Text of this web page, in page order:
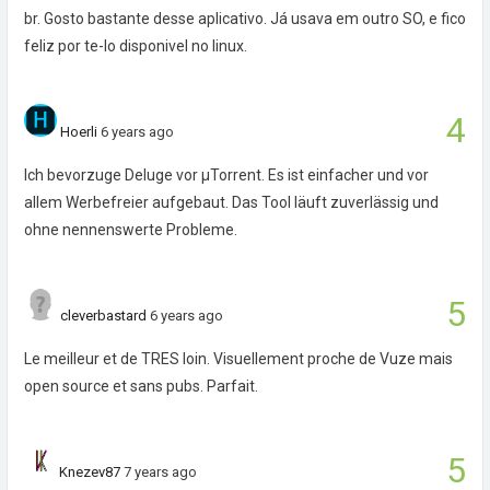
br. Gosto bastante desse aplicativo. Já usava em outro SO, e fico
feliz por te-lo disponivel no linux.
4
Hoerli 6 years ago
Ich bevorzuge Deluge vor µTorrent. Es ist einfacher und vor
allem Werbefreier aufgebaut. Das Tool läuft zuverlässig und
ohne nennenswerte Probleme.
5
cleverbastard 6 years ago
Le meilleur et de TRES loin. Visuellement proche de Vuze mais
open source et sans pubs. Parfait.
5
Knezev87 7 years ago